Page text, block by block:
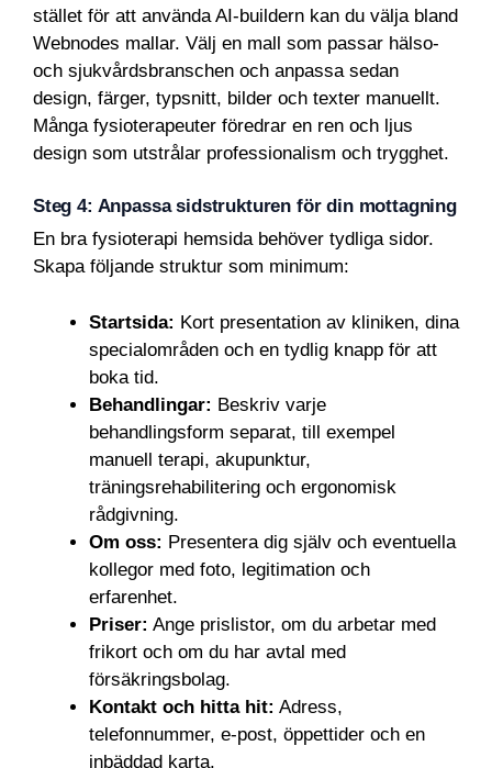
stället för att använda AI-buildern kan du välja bland
Webnodes mallar. Välj en mall som passar hälso-
och sjukvårdsbranschen och anpassa sedan
design, färger, typsnitt, bilder och texter manuellt.
Många fysioterapeuter föredrar en ren och ljus
design som utstrålar professionalism och trygghet.
Steg 4: Anpassa sidstrukturen för din mottagning
En bra fysioterapi hemsida behöver tydliga sidor.
Skapa följande struktur som minimum:
Startsida: Kort presentation av kliniken, dina
specialområden och en tydlig knapp för att
boka tid.
Behandlingar: Beskriv varje
behandlingsform separat, till exempel
manuell terapi, akupunktur,
träningsrehabilitering och ergonomisk
rådgivning.
Om oss: Presentera dig själv och eventuella
kollegor med foto, legitimation och
erfarenhet.
Priser: Ange prislistor, om du arbetar med
frikort och om du har avtal med
försäkringsbolag.
Kontakt och hitta hit: Adress,
telefonnummer, e-post, öppettider och en
inbäddad karta.